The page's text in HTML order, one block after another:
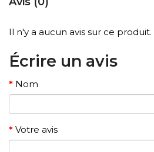
Il n'y a aucun avis sur ce produit.
Écrire un avis
Nom
Votre avis